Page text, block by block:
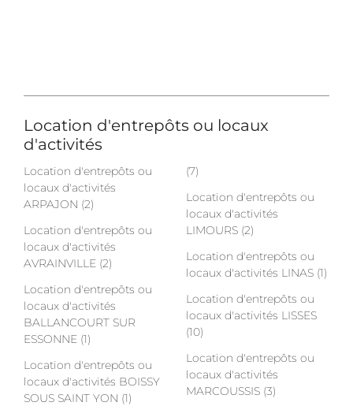
Location d'entrepôts ou locaux
d'activités
Location d'entrepôts ou
locaux d'activités
ARPAJON (2)
Location d'entrepôts ou
locaux d'activités
AVRAINVILLE (2)
Location d'entrepôts ou
locaux d'activités
BALLANCOURT SUR
ESSONNE (1)
Location d'entrepôts ou
locaux d'activités BOISSY
SOUS SAINT YON (1)
(7)
Location d'entrepôts ou
locaux d'activités
LIMOURS (2)
Location d'entrepôts ou
locaux d'activités LINAS (1)
Location d'entrepôts ou
locaux d'activités LISSES
(10)
Location d'entrepôts ou
locaux d'activités
MARCOUSSIS (3)